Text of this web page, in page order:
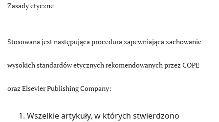
Zasady etyczne
Stosowana jest następująca procedura zapewniająca zachowanie
wysokich standardów etycznych rekomendowanych przez COPE
oraz Elsevier Publishing Company:
Wszelkie artykuły, w których stwierdzono